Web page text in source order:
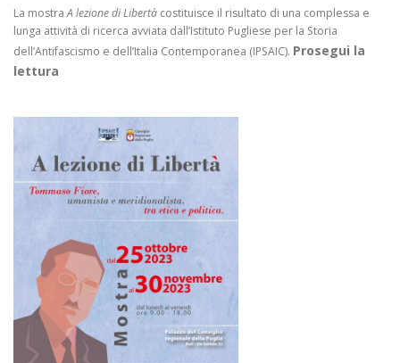
La mostraA lezione di Libertà costituisce il risultato di una complessa e
lunga attività di ricerca avviata dall’Istituto Pugliese per la Storia
dell’Antifascismo e dell’Italia Contemporanea (IPSAIC). Prosegui la
lettura